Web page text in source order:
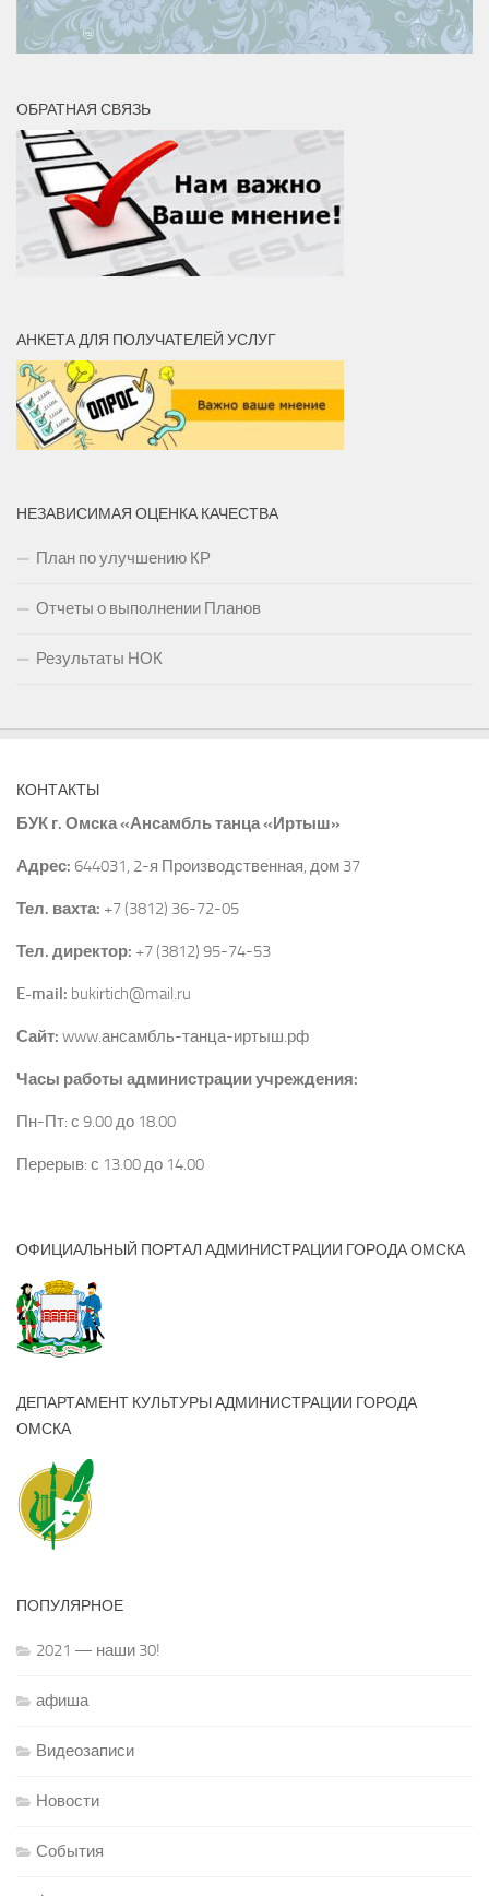
ОБРАТНАЯ СВЯЗЬ
АНКЕТА ДЛЯ ПОЛУЧАТЕЛЕЙ УСЛУГ
НЕЗАВИСИМАЯ ОЦЕНКА КАЧЕСТВА
План по улучшению КР
Отчеты о выполнении Планов
Результаты НОК
КОНТАКТЫ
БУК г. Омска «Ансамбль танца «Иртыш»
Адрес: 644031, 2-я Производственная, дом 37
Тел. вахта: +7 (3812) 36-72-05
Тел. директор: +7 (3812) 95-74-53
E-mail: bukirtich@mail.ru
Сайт: www.ансамбль-танца-иртыш.рф
Часы работы администрации учреждения:
Пн-Пт: с 9.00 до 18.00
Перерыв: с 13.00 до 14.00
ОФИЦИАЛЬНЫЙ ПОРТАЛ АДМИНИСТРАЦИИ ГОРОДА ОМСКА
ДЕПАРТАМЕНТ КУЛЬТУРЫ АДМИНИСТРАЦИИ ГОРОДА
ОМСКА
ПОПУЛЯРНОЕ
2021 — наши 30!
афиша
Видеозаписи
Новости
События